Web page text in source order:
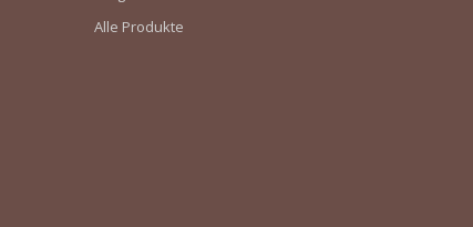
Alle Produkte